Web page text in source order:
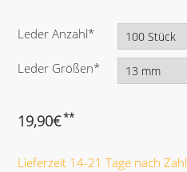
P
l
h
e
Leder Anzahl*
P
i
c
t
Leder Größen*
19,90€**
Lieferzeit 14-21 Tage nach